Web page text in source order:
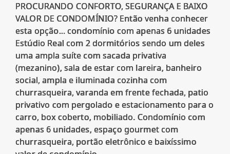
PROCURANDO CONFORTO, SEGURANÇA E BAIXO
VALOR DE CONDOMÍNIO? Então venha conhecer
esta opção... condomínio com apenas 6 unidades
Estúdio Real com 2 dormitórios sendo um deles
uma ampla suíte com sacada privativa
(mezanino), sala de estar com lareira, banheiro
social, ampla e iluminada cozinha com
churrasqueira, varanda em frente fechada, patio
privativo com pergolado e estacionamento para o
carro, box coberto, mobiliado. Condomínio com
apenas 6 unidades, espaço gourmet com
churrasqueira, portão eletrônico e baixíssimo